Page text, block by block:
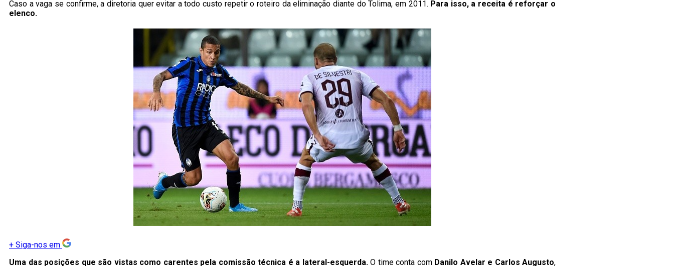
Caso a vaga se confirme, a diretoria quer evitar a todo custo repetir o roteiro da eliminação diante do Tolima, em 2011. Para isso, a receita é reforçar o
elenco.
+ Siga-nos em
Uma das posições que são vistas como carentes pela comissão técnica é a lateral-esquerda.O time conta com Danilo Avelar e Carlos Augusto,